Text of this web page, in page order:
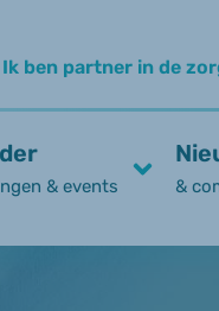
& events &
Ik ben partner in de